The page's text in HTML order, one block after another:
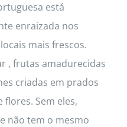
está
enraizada nos
mais frescos.
, frutas amadurecidas
criadas em prados
flores. Sem eles,
não tem o mesmo